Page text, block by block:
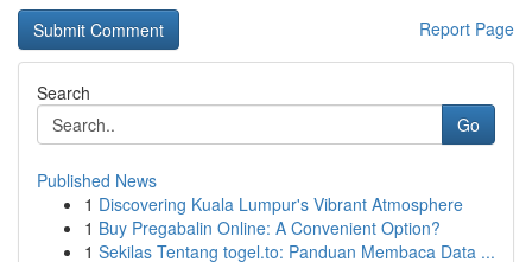
Report Page
Search
Go
Published News
1 Discovering Kuala Lumpur's Vibrant Atmosphere
1 Buy Pregabalin Online: A Convenient Option?
1 Sekilas Tentang togel.to: Panduan Membaca Data ...